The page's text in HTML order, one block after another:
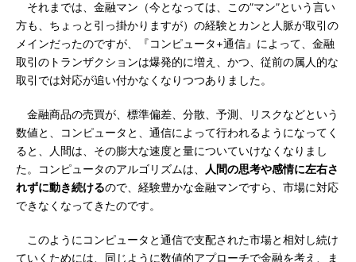
それまでは、金融マン（今となっては、この”マン”という言い
方も、ちょっと引っ掛かりますが）の経験とカンと人脈が取引の
メインだったのですが、『コンピュータ+通信』によって、金融
取引のトランザクションは爆発的に増え、かつ、従前の属人的な
取引では対応が追い付かなくなりつつありました。
金融商品の売買が、標準偏差、分散、予測、リスクなどという
数値と、コンピュータと、通信によって行われるようになってく
ると、人間は、その膨大な速度と量についていけなくなりまし
た。コンピュータのアルゴリズムは、
人間の思考や感情に左右さ
れずに動き続けるので、経験豊かな金融マンですら、市場に対応
できなくなってきたのです。
このようにコンピュータと通信で支配された市場と相対し続け
ていくためには、同じように数値的アプローチで金融を考え、ま